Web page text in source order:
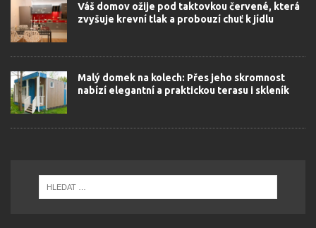
Váš domov ožije pod taktovkou červené, která
zvyšuje krevní tlak a probouzí chuť k jídlu
Malý domek na kolech: Přes jeho skromnost
nabízí elegantní a praktickou terasu i skleník